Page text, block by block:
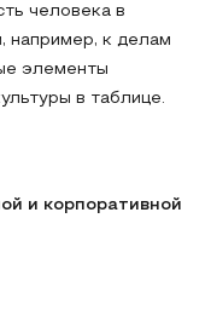
человека в
например, к делам
элементы
в таблице.
и корпоративной